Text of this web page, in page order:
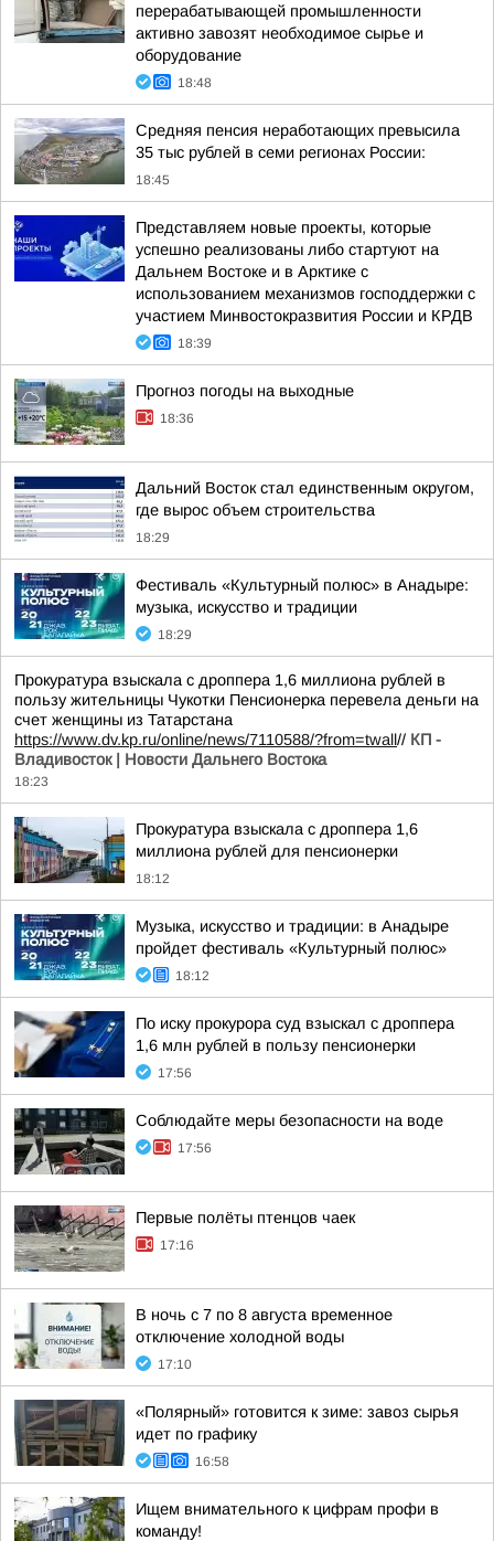
перерабатывающей промышленности
активно завозят необходимое сырье и
оборудование
18:48
Средняя пенсия неработающих превысила
35 тыс рублей в семи регионах России:
18:45
Представляем новые проекты, которые
успешно реализованы либо стартуют на
Дальнем Востоке и в Арктике с
использованием механизмов господдержки с
участием Минвостокразвития России и КРДВ
18:39
Прогноз погоды на выходные
18:36
Дальний Восток стал единственным округом,
где вырос объем строительства
18:29
Фестиваль «Культурный полюс» в Анадыре:
музыка, искусство и традиции
18:29
Прокуратура взыскала с дроппера 1,6 миллиона рублей в
пользу жительницы Чукотки Пенсионерка перевела деньги на
счет женщины из Татарстана
https://www.dv.kp.ru/online/news/7110588/?from=twall// КП -
Владивосток | Новости Дальнего Востока
18:23
Прокуратура взыскала с дроппера 1,6
миллиона рублей для пенсионерки
18:12
Музыка, искусство и традиции: в Анадыре
пройдет фестиваль «Культурный полюс»
18:12
По иску прокурора суд взыскал с дроппера
1,6 млн рублей в пользу пенсионерки
17:56
Соблюдайте меры безопасности на воде
17:56
Первые полёты птенцов чаек
17:16
В ночь с 7 по 8 августа временное
отключение холодной воды
17:10
«Полярный» готовится к зиме: завоз сырья
идет по графику
16:58
Ищем внимательного к цифрам профи в
команду!